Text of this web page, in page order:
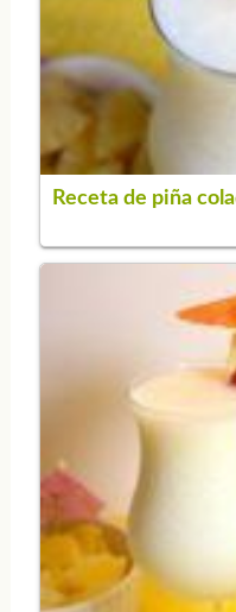
Receta de piña